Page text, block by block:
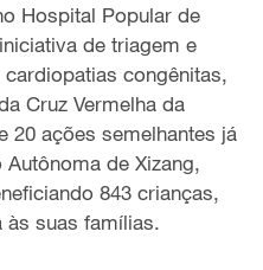
Hospital Popular de
de triagem e
congênitas,
Cruz Vermelha da
20 ações semelhantes já
de Xizang,
843 crianças,
às suas famílias.